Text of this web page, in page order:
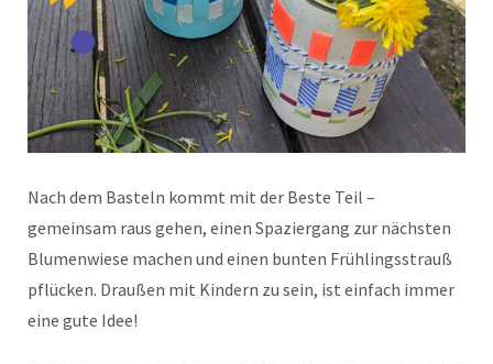
Nach dem Basteln kommt mit der Beste Teil –
gemeinsam raus gehen, einen Spaziergang zur nächsten
Blumenwiese machen und einen bunten Frühlingsstrauß
pflücken. Draußen mit Kindern zu sein, ist einfach immer
eine gute Idee!